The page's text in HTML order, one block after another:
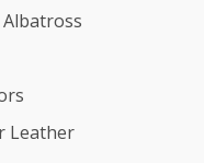
Leather